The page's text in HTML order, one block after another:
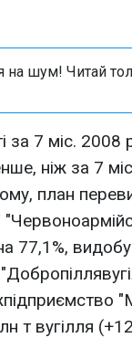
на шум! Читай
за 7 міс.
ніж за 7
план
77,1%,
т вугілля